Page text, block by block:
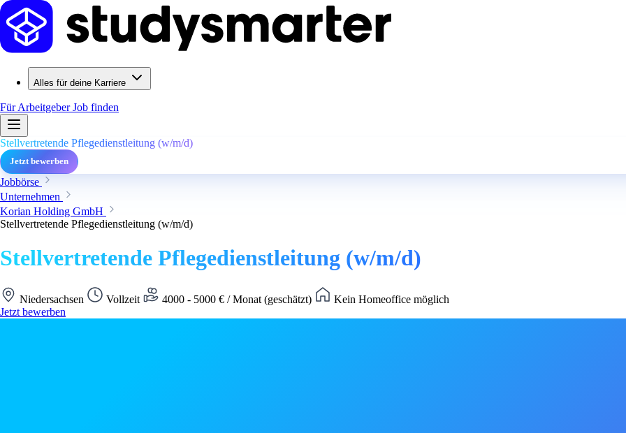
Alles für deine Karriere
Für ArbeitgeberJob finden
Stellvertretende Pflegedienstleitung (w/m/d)
Jetzt bewerben
Jobbörse
Unternehmen
Korian Holding GmbH
Stellvertretende Pflegedienstleitung (w/m/d)
Stellvertretende Pflegedienstleitung (w/m/d)
Niedersachsen Vollzeit 4000 - 5000 € / Monat (geschätzt)
Kein Homeoffice möglich
Jetzt bewerben